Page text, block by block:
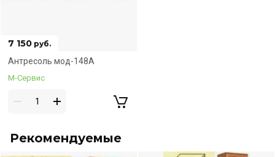
Соберём сразу!
7 150 руб.
Антресоль мод-148А
М-Сервис
Рекомендуемые